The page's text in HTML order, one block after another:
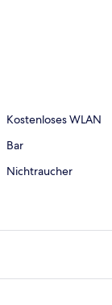
Kostenloses WLAN
Bar
Nichtraucher